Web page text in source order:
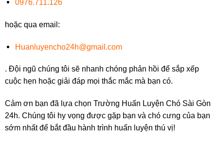
0976.711.126
hoặc qua email:
Huanluyencho24h@gmail.com
. Đội ngũ chúng tôi sẽ nhanh chóng phản hồi để sắp xếp
cuộc hẹn hoặc giải đáp mọi thắc mắc mà bạn có.
Cảm ơn bạn đã lựa chọn Trường Huấn Luyện Chó Sài Gòn
24h. Chúng tôi hy vọng được gặp bạn và chó cưng của bạn
sớm nhất để bắt đầu hành trình huấn luyện thú vị!